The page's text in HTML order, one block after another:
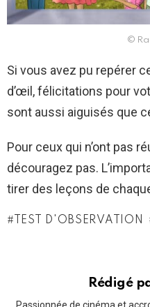
©
Si vous avez pu repérer
d’œil, félicitations pour
sont aussi aiguisés que
Pour ceux qui n’ont pas
découragez pas.
tirer des leçons de
TEST D'OBSERVATION
Rédigé
Passionnée de cinéma et